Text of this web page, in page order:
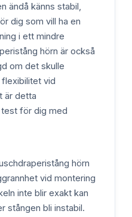
ändå känns stabil,
dig som vill ha en
i ett mindre
hörn är också
om det skulle
vid
är detta
för dig med
hörn
vid montering
inte blir exakt kan
stången bli instabil.